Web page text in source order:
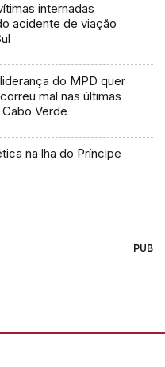
internadas
acidente de viação
do MPD quer
mal nas últimas
Verde
na lha do Príncipe
PUB